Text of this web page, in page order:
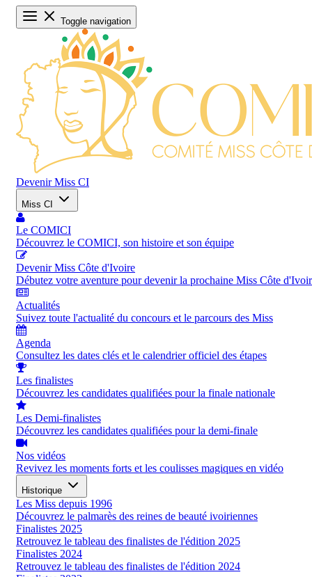
Toggle navigation
Devenir Miss CI
Miss CI
Le COMICI
Découvrez le COMICI, son histoire et son équipe
Devenir Miss Côte d'Ivoire
Débutez votre aventure pour devenir la prochaine Miss Côte
Actualités
Suivez toute l'actualité du concours et le parcours des Miss
Agenda
Consultez les dates clés et le calendrier officiel des étapes
Les finalistes
Découvrez les candidates qualifiées pour la finale nationale
Les Demi-finalistes
Découvrez les candidates qualifiées pour la demi-finale
Nos vidéos
Revivez les moments forts et les coulisses magiques en vidéo
Historique
Les Miss depuis 1996
Découvrez le palmarès des reines de beauté ivoiriennes
Finalistes 2025
Retrouvez le tableau des finalistes de l'édition 2025
Finalistes 2024
Retrouvez le tableau des finalistes de l'édition 2024